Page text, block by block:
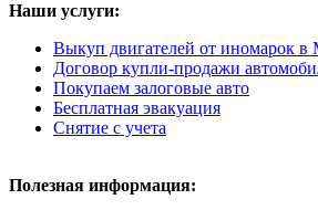
Наши услуги:
Выкуп двигателей от иномарок в
Договор купли-продажи
Покупаем залоговые авто
Бесплатная эвакуация
Снятие с учета
Полезная информация: